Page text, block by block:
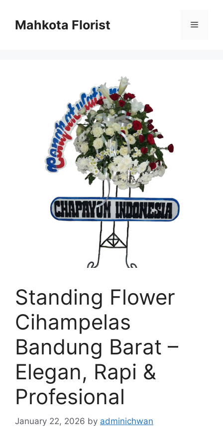
Mahkota Florist
Standing Flower
Cihampelas
Bandung Barat –
Elegan, Rapi &
Profesional
January 22, 2026 by adminichwan